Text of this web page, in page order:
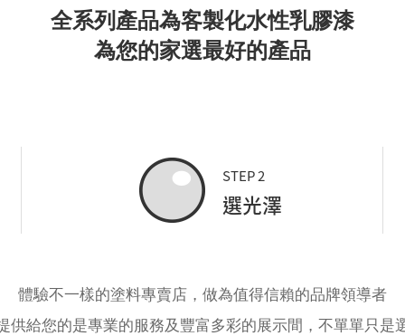
全系列產品為客製化水性乳膠漆
為您的家選最好的產品
STEP 2
選光澤
體驗不一樣的塗料專賣店，做為值得信賴的品牌領導者
供給您的是專業的服務及豐富多彩的展示間，不單單只是